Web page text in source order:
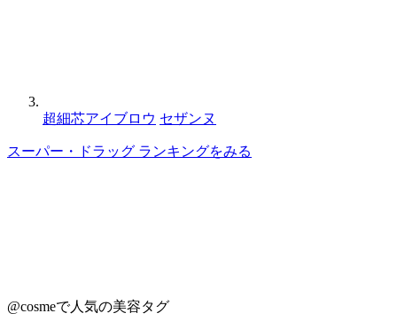
超細芯アイブロウ セザンヌ
スーパー・ドラッグ ランキングをみる
@cosmeで人気の美容タグ